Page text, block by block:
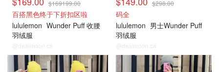
$169199.00
百搭黑色终于下折扣区啦
lululemon Wunder Puff 收腰
羽绒服
@dealmoon.ca
$298.00
码全
lululemon 男士Wunder Puff
羽绒服
@dealmoon.ca
男士折扣专区 女生也可穿 男士折扣专区 女生也可穿